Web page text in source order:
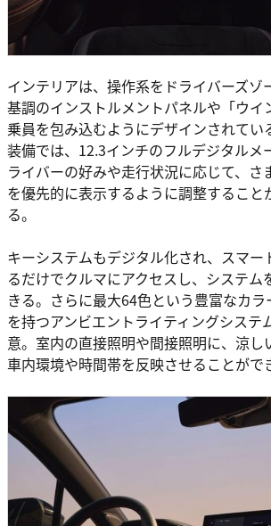
インテリアは、操作系をドライバーズゾ
基調のインストルメントパネルや「ウイ
乗員を包み込むようにデザインされてい
装備では、12.3インチのフルデジタルメ
ライバーの好みや走行状況に応じて、さ
を優先的に表示するように調整すること
る。
キーシステムもデジタル化され、スマー
るだけでクルマにアクセスし、システム
きる。さらに最大64色という豊富なカ
を持つアンビエントライティングシステ
意。室内の直接照明や間接照明に、涼し
車内環境や時間帯を反映させることがで